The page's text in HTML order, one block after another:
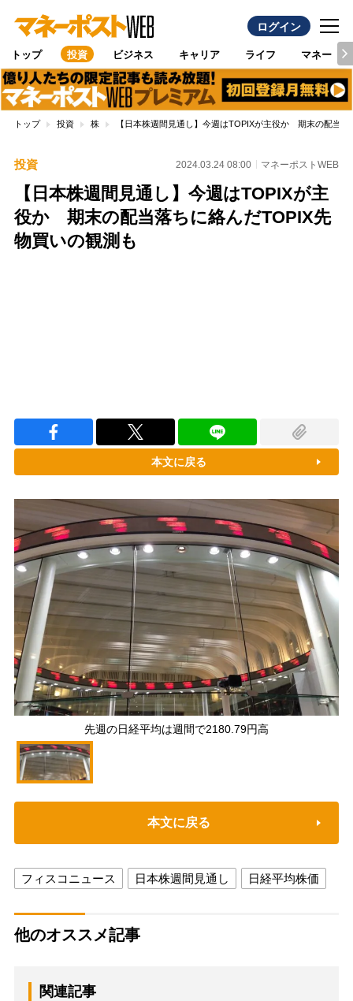
ログイン
トップ 投資 ビジネス キャリア ライフ マネー
トップ 投資 株 【日本株週間見通し】今週はTOPIXが主役か 期末の配当
投資 2024.03.24 08:00 マネーポストWEB
【日本株週間見通し】今週はTOPIXが主
役か 期末の配当落ちに絡んだTOPIX先
物買いの観測も
本文に戻る
先週の日経平均は週間で2180.79円高
本文に戻る
フィスコニュース 日本株週間見通し 日経平均株価
他のオススメ記事
関連記事